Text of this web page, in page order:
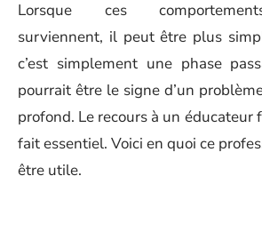
Lorsque ces
surviennent, il peut être plus
c’est simplement une phase
pourrait être le signe d’un
profond. Le recours à un éducateur
fait essentiel. Voici en quoi ce
être utile.